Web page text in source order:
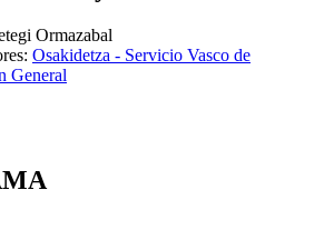
Ormazabal
: Osakidetza - Servicio Vasco de
General